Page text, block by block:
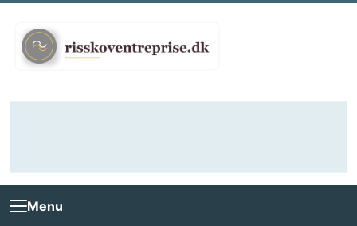
Menu